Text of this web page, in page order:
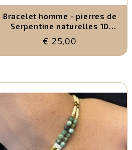
Bracelet homme - pierres de
Serpentine naturelles 10
mm
€ 25,00